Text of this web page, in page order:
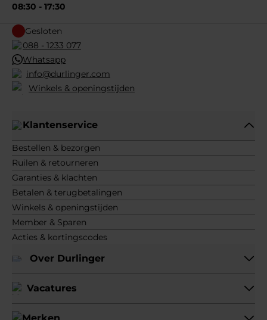
08:30 - 17:30
Gesloten
088 - 1233 077
Whatsapp
info@durlinger.com
Winkels & openingstijden
Klantenservice
Bestellen & bezorgen
Ruilen & retourneren
Garanties & klachten
Betalen & terugbetalingen
Winkels & openingstijden
Member & Sparen
Acties & kortingscodes
Over Durlinger
Vacatures